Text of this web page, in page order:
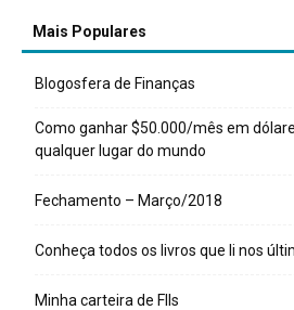
Mais Populares
Blogosfera de Finanças
Como ganhar $50.000/mês em
qualquer lugar do mundo
Fechamento – Março/2018
Conheça todos os livros que li nos
Minha carteira de FIIs